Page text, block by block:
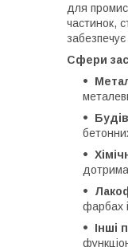
для
частинок,
забезпечує
Сфери
фарбах
Інші